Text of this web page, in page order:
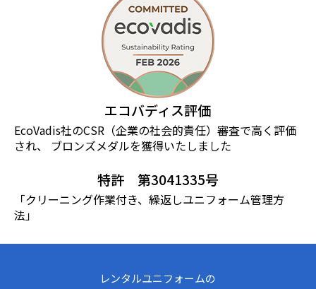
エコバディス評価
EcoVadis社のCSR（企業の社会的責任）審査で⾼く評価
され、 ブロンズメダルを獲得いたしました
特許 第3041335号
「クリーニング作業付き、繰返しユニフォーム管理方
法」
レンタルユニフォームの